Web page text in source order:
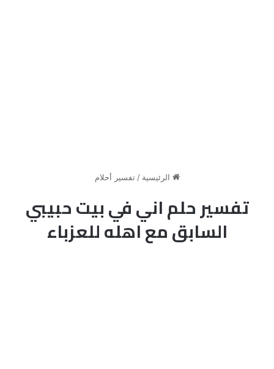
الرئيسية / تفسير أحلام
تفسير حلم اني في بيت حبيبي
السابق مع اهله للعزباء